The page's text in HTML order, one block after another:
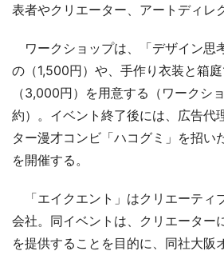
表者やクリエーター、アートディレ
ワークショップは、「デザイン思
の（1,500円）や、手作り衣装と箱
（3,000円）を用意する（ワークシ
約）。イベント終了後には、広告代
ター漫才コンビ「ハコグミ」を招い
を開催する。
「エイクエント」はクリエーティ
会社。同イベントは、クリエーター
を提供することを目的に、同社大阪